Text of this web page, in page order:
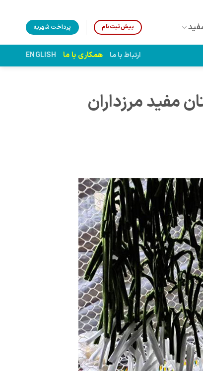
پیش‌ثبت‌نام پرداخت شهریه
ارتباط با ما همکاری با ما ENGLISH
مفید مرزداران